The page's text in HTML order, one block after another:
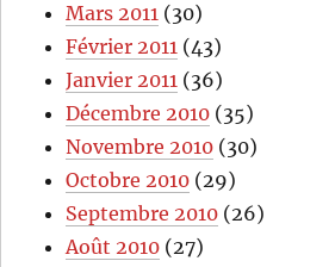
Mars 2011 (30)
Février 2011 (43)
Janvier 2011 (36)
Décembre 2010 (35)
Novembre 2010 (30)
Octobre 2010 (29)
Septembre 2010 (26)
Août 2010 (27)